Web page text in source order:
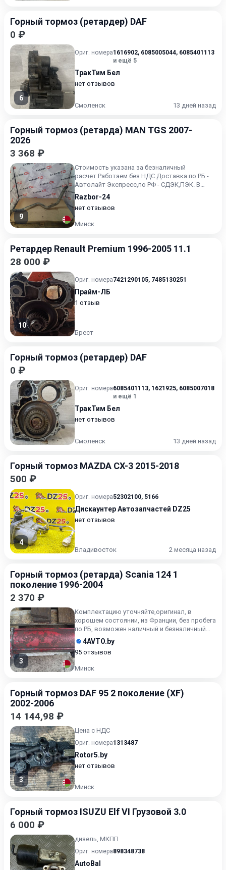
Горный тормоз (ретардер) DAF
0 ₽
6
Ориг. номера1616902, 6085005044, 6085401113
и ещё 5
ТракТим Бел
нет отзывов
Смоленск 13 дней назад
Горный тормоз (ретарда) MAN TGS 2007-
2026
3 368 ₽
9
Стоимость указана за безналичный
расчет.Работаем без НДС.Доставка по РБ -
Автолайт Экспресс,по РФ - СДЭК,ПЭК. В
наличии на складе !.
Razbor-24
нет отзывов
Минск
Ретардер Renault Premium 1996-2005 11.1
28 000 ₽
10
Ориг. номера7421290105, 7485130251
Прайм-ЛБ
1 отзыв
Брест
Горный тормоз (ретардер) DAF
0 ₽
Ориг. номера6085401113, 1621925, 6085007018
и ещё 1
ТракТим Бел
нет отзывов
Смоленск 13 дней назад
Горный тормоз MAZDA CX-3 2015-2018
500 ₽
4
Ориг. номера52302100, 5166
Дискаунтер Автозапчастей DZ25
нет отзывов
Владивосток 2 месяца назад
Горный тормоз (ретарда) Scania 124 1
поколение 1996-2004
2 370 ₽
3
Комплектацию уточняйте,оригинал, в
хорошем состоянии, из Франции, без пробега
по РБ, возможен наличный и безналичный
расчёт, рассрочка по ка...
4AVTO.by
95 отзывов
Минск
Горный тормоз DAF 95 2 поколение (XF)
2002-2006
14 144,98 ₽
3
Цена с НДС
Ориг. номера1313487
Rotor5.by
нет отзывов
Минск
Горный тормоз ISUZU Elf VI Грузовой 3.0
6 000 ₽
дизель, МКПП
Ориг. номера898348738
AutoBal